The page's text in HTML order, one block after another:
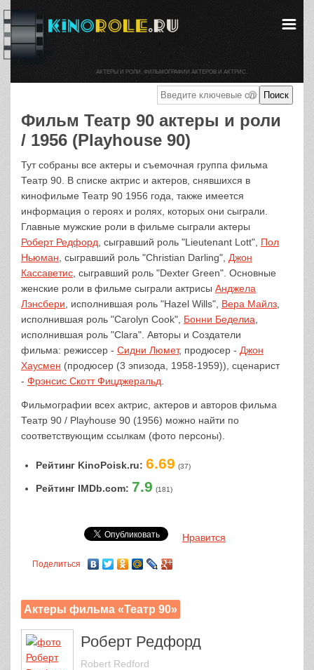
Фильм Театр 90 актеры и роли
/ 1956 (Playhouse 90)
Тут собраны все актеры и съемочная группа фильма
Театр 90. В списке актрис и актеров, снявшихся в
кинофильме Театр 90 1956 года, также имеется
информация о героях и ролях, которых они сыграли.
Главные мужские роли в фильме сыграли актеры
Роберт Редфорд , сыгравший роль "Lieutenant Lott", Пол
Ньюман , сыгравший роль "Christian Darling", Джон
Кассаветис , сыгравший роль "Dexter Green". Основные
женские роли в фильме сыграли актрисы Анджела
Лэнсбери , исполнившая роль "Hazel Wills", Вера Майлз
исполнившая роль "Carolyn Cook", Бонни Беделиа
исполнившая роль "Clara". Авторы и Создатели
фильма: режиссер - Сидни Люмет, продюсер - Джон
Хаусмен (продюсер (3 эпизода, 1958-1959)), сценарист
- Фрэнсис Скотт Фицджеральд
Фильмографии всех актрис, актеров и авторов фильма
Театр 90 / Playhouse 90 (1956) можно найти по
соответствующим ссылкам (фото персоны).
Рейтинг KinoPoisk.ru: 6.69 (37)
Рейтинг IMDb.com: 7.9 (181)
Нравится
Поделиться
Актеры фильма «Театр 90»
Роберт Редфорд
Robert Redford
АКТЕРЫ И РОЛИ. ФИЛЬМОГРАФИИ АКТЕРОВ И АКТРИС.